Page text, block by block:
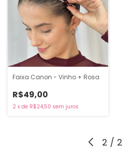
Faixa Canon - Vinho + Rosa
R$49,00
2 x de R$24,50 sem juros
2 / 2